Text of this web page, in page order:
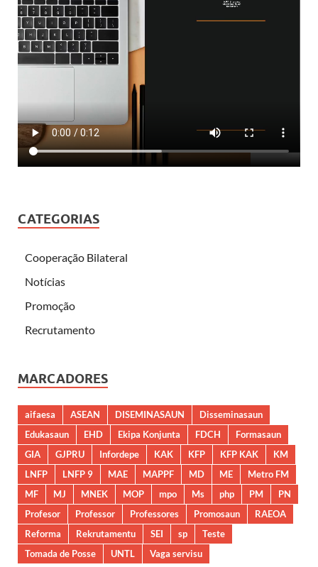
CATEGORIAS
Cooperação Bilateral
Notícias
Promoção
Recrutamento
MARCADORES
aifaesa ASEAN DISEMINASAUN
Disseminasaun
Edukasaun
EHD Ekipa Konjunta FDCH
Formasaun
GIA
GJPRU Infordepe KAK KFP KFP KAK
KM
LNFP
LNFP 9 MAE MAPPF MD ME
Metro FM
MF
MJ MNEK MOP mpo Ms php PM
PN
Profesor
Professor Professores Promosaun
RAEOA
Reforma
Rekrutamentu SEI sp
Teste
Tomada de Posse
UNTL Vaga servisu